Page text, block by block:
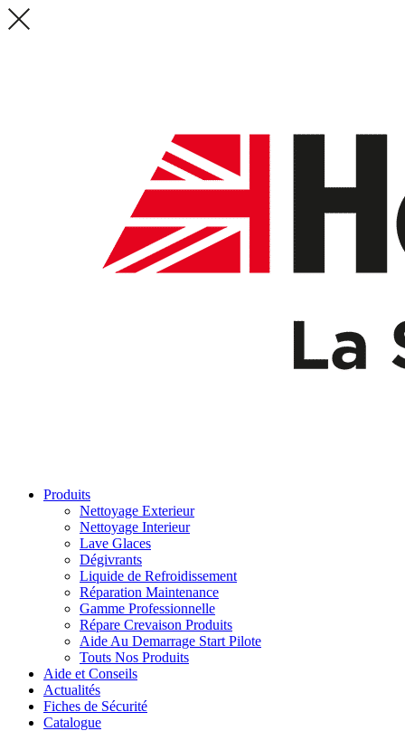
Produits
Nettoyage Exterieur
Nettoyage Interieur
Lave Glaces
Dégivrants
Liquide de Refroidissement
Réparation Maintenance
Gamme Professionnelle
Répare Crevaison Produits
Aide Au Demarrage Start Pilote
Touts Nos Produits
Aide et Conseils
Actualités
Fiches de Sécurité
Catalogue